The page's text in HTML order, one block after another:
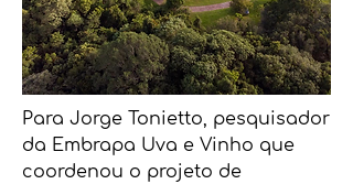
Para Jorge Tonietto, pesquisador
da Embrapa Uva e Vinho que
coordenou o projeto de